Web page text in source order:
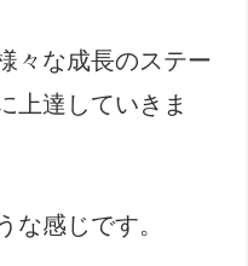
々な成長のステー
上達していきま
な感じです。